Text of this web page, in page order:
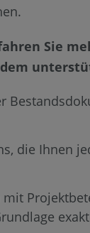
Sie
die Ihnen
mit